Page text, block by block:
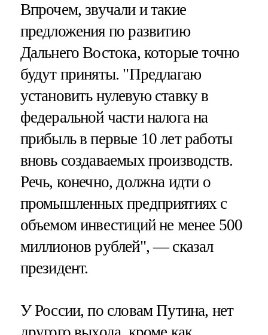
Впрочем, звучали и такие
предложения по развитию
Дальнего Востока, которые точно
будут приняты. "Предлагаю
установить нулевую ставку в
федеральной части налога на
прибыль в первые 10 лет работы
вновь создаваемых производств.
Речь, конечно, должна идти о
промышленных предприятиях с
объемом инвестиций не менее 500
миллионов рублей", — сказал
президент.
У России, по словам Путина, нет